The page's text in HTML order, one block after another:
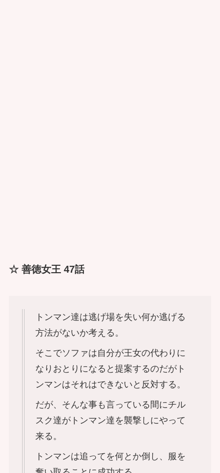
☆ 善徳女王 47話
トンマン達は逃げ場を失い何か逃げる
方法がないか考える。
そこでソファは自分が王女の代わりに
なりおとりになると提案するのだがト
ンマンはそれはできないと反対する。
だが、そんな事も言っている間にチル
スク達がトンマン達を襲撃しにやって
来る。
トンマンは追ってを何とか倒し、服を